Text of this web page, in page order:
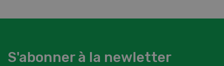
S'abonner à la newletter